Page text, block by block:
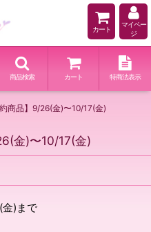
カート
マイペー
ジ
商品検索 カート 特商法表示
商品】9/26(金)〜10/17(金)
金)〜10/17(金)
)まで